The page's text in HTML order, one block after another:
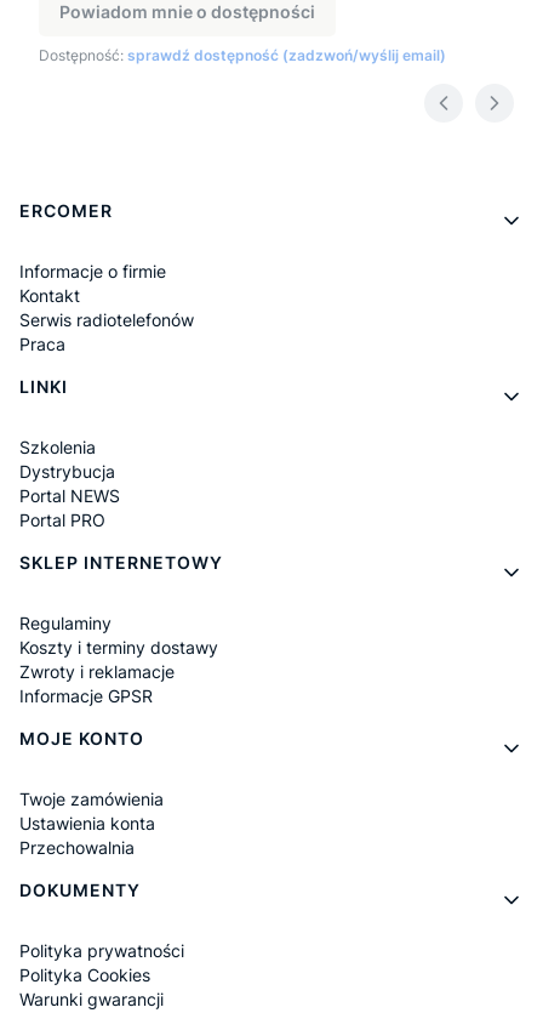
Powiadom mnie o dostępności
Dostępność: sprawdź dostępność (zadzwoń/wyślij email)
Linki w stopce
ERCOMER
Informacje o firmie
Kontakt
Serwis radiotelefonów
Praca
LINKI
Szkolenia
Dystrybucja
Portal NEWS
Portal PRO
SKLEP INTERNETOWY
Regulaminy
Koszty i terminy dostawy
Zwroty i reklamacje
Informacje GPSR
MOJE KONTO
Twoje zamówienia
Ustawienia konta
Przechowalnia
DOKUMENTY
Polityka prywatności
Polityka Cookies
Warunki gwarancji